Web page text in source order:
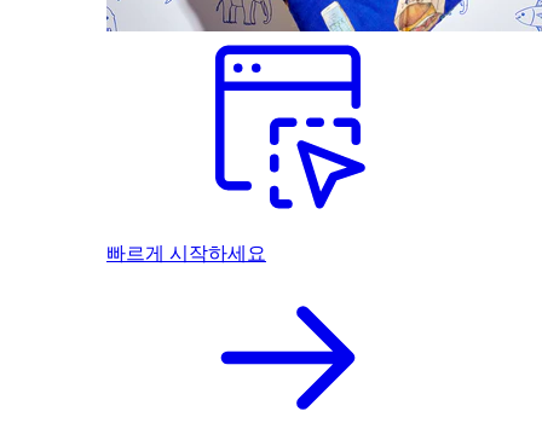
빠르게 시작하세요